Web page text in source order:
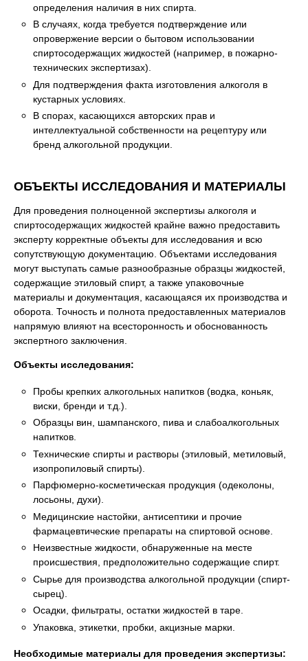
определения наличия в них спирта.
В случаях, когда требуется подтверждение или
опровержение версии о бытовом использовании
спиртосодержащих жидкостей (например, в пожарно-
технических экспертизах).
Для подтверждения факта изготовления алкоголя в
кустарных условиях.
В спорах, касающихся авторских прав и
интеллектуальной собственности на рецептуру или
бренд алкогольной продукции.
ОБЪЕКТЫ ИССЛЕДОВАНИЯ И МАТЕРИАЛЫ
Для проведения полноценной экспертизы алкоголя и
спиртосодержащих жидкостей крайне важно предоставить
эксперту корректные объекты для исследования и всю
сопутствующую документацию. Объектами исследования
могут выступать самые разнообразные образцы жидкостей,
содержащие этиловый спирт, а также упаковочные
материалы и документация, касающаяся их производства и
оборота. Точность и полнота предоставленных материалов
напрямую влияют на всесторонность и обоснованность
экспертного заключения.
Объекты исследования:
Пробы крепких алкогольных напитков (водка, коньяк,
виски, бренди и т.д.).
Образцы вин, шампанского, пива и слабоалкогольных
напитков.
Технические спирты и растворы (этиловый, метиловый,
изопропиловый спирты).
Парфюмерно-косметическая продукция (одеколоны,
лосьоны, духи).
Медицинские настойки, антисептики и прочие
фармацевтические препараты на спиртовой основе.
Неизвестные жидкости, обнаруженные на месте
происшествия, предположительно содержащие спирт.
Сырье для производства алкогольной продукции (спирт-
сырец).
Осадки, фильтраты, остатки жидкостей в таре.
Упаковка, этикетки, пробки, акцизные марки.
Необходимые материалы для проведения экспертизы: